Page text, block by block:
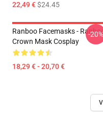
22,49 €$24.45
Ranboo Facemasks -
Crown Mask Cosplay
18,29 € - 20,70 €
-20%